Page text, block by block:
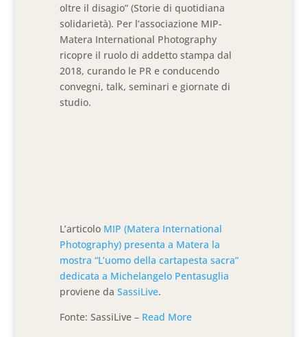
oltre il disagio” (Storie di quotidiana
solidarietà). Per l’associazione MIP-
Matera International Photography
ricopre il ruolo di addetto stampa dal
2018, curando le PR e conducendo
convegni, talk, seminari e giornate di
studio.
L’articolo MIP (Matera International
Photography) presenta a Matera la
mostra “L’uomo della cartapesta sacra”
dedicata a Michelangelo Pentasuglia
proviene daSassiLive.
Fonte: SassiLive – Read More